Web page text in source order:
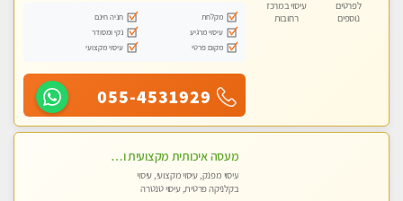
לפרטים
נוספים
עיסוי במרכז
רחובות
מקלחת
חניה חינם
עיסוי מרגיע
נקי ומסודר
מקום פרטי
עיסוי מקצועי
055-4531929
מעסה איכותית מקצועית ומפנקת
עיסוי מפנק, עיסוי מקצועי, עיסוי
בקלניקה פרטית, עיסוי טנטרה